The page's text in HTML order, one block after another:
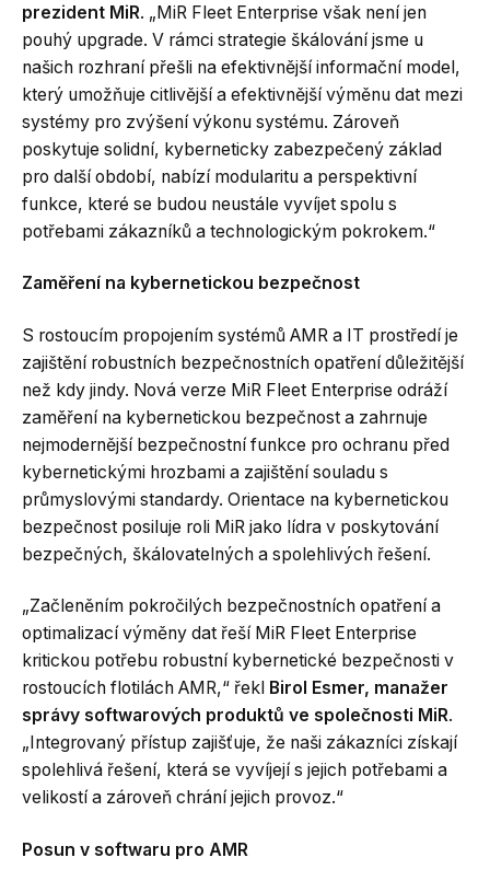
prezident MiR. „MiR Fleet Enterprise však není jen
pouhý upgrade. V rámci strategie škálování jsme u
našich rozhraní přešli na efektivnější informační model,
který umožňuje citlivější a efektivnější výměnu dat mezi
systémy pro zvýšení výkonu systému. Zároveň
poskytuje solidní, kyberneticky zabezpečený základ
pro další období, nabízí modularitu a perspektivní
funkce, které se budou neustále vyvíjet spolu s
potřebami zákazníků a technologickým pokrokem.“
Zaměření na kybernetickou bezpečnost
S rostoucím propojením systémů AMR a IT prostředí je
zajištění robustních bezpečnostních opatření důležitější
než kdy jindy. Nová verze MiR Fleet Enterprise odráží
zaměření na kybernetickou bezpečnost a zahrnuje
nejmodernější bezpečnostní funkce pro ochranu před
kybernetickými hrozbami a zajištění souladu s
průmyslovými standardy. Orientace na kybernetickou
bezpečnost posiluje roli MiR jako lídra v poskytování
bezpečných, škálovatelných a spolehlivých řešení.
„Začleněním pokročilých bezpečnostních opatření a
optimalizací výměny dat řeší MiR Fleet Enterprise
kritickou potřebu robustní kybernetické bezpečnosti v
rostoucích flotilách AMR,“ řekl Birol Esmer, manažer
správy softwarových produktů ve společnosti MiR.
„Integrovaný přístup zajišťuje, že naši zákazníci získají
spolehlivá řešení, která se vyvíjejí s jejich potřebami a
velikostí a zároveň chrání jejich provoz.“
Posun v softwaru pro AMR